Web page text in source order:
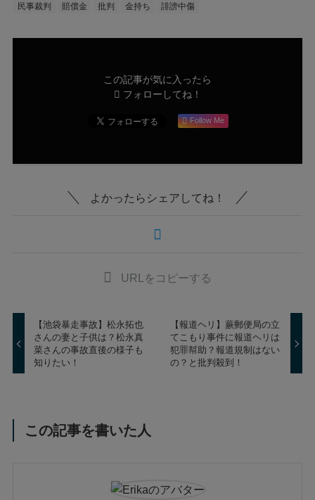
民事裁判
賠償金 批判 金持ち 誹謗中傷
この記事が気に入ったら
フォローしてね！
Follow Me
よかったらシェアしてね！
URLをコピーする
【池袋暴走事故】松永拓也
さんの妻と子供は？松永真
菜さんの事故直後の様子も
知りたい！
【報道ヘリ】蕨郵便局の立
てこもり事件に報道ヘリは
犯罪幇助？報道規制はない
の？と批判殺到！
この記事を書いた人